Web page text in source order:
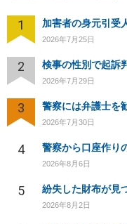
1 加害者の身元引受
2026年7月25日
2 検事の性別で起訴
2026年7月29日
3
2026年7月30日
4 警察から口座作り
2026年8月6日
5 紛失した財布が見
2026年8月2日